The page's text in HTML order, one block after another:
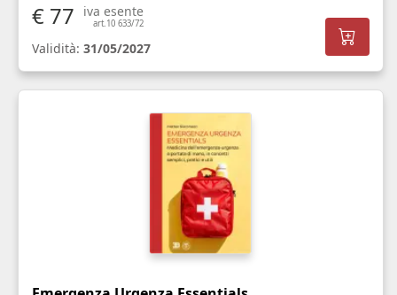
€ 77 iva esente
art.10 633/72
Validità: 31/05/2027